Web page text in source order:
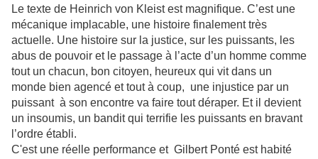
Le texte de Heinrich von Kleist est magnifique. C’est une
mécanique implacable, une histoire finalement très
actuelle. Une histoire sur la justice, sur les puissants, les
abus de pouvoir et le passage à l’acte d’un homme comme
tout un chacun, bon citoyen, heureux qui vit dans un
monde bien agencé et tout à coup, une injustice par un
puissant à son encontre va faire tout déraper. Et il devient
un insoumis, un bandit qui terrifie les puissants en bravant
l’ordre établi.
C'est une réelle performance et Gilbert Ponté est habité